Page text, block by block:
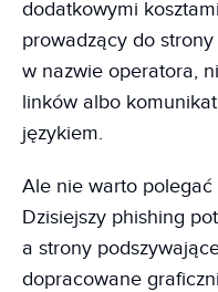
dodatkowymi
prowadzący do
w nazwie operatora,
linków albo
językiem.
Ale nie warto polegać
Dzisiejszy phishing
a strony
dopracowane